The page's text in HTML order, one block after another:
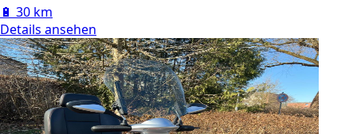
🔋 30 km
Details ansehen